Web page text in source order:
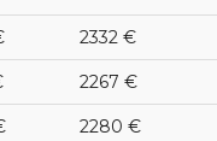
2332 €
2267 €
2280 €